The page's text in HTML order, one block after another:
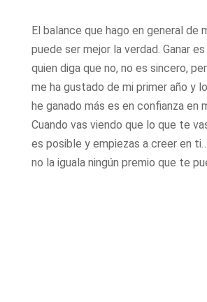
El balance que hago en general de
puede ser mejor la verdad. Ganar
quien diga que no, no es sincero,
me ha gustado de mi primer año y
he ganado más es en confianza en
Cuando vas viendo que lo que te
es posible y empiezas a creer en
no la iguala ningún premio que te